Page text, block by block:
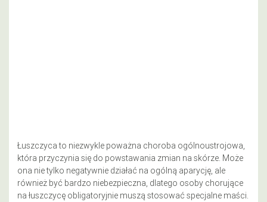
Łuszczyca to niezwykle poważna choroba ogólnoustrojowa,
która przyczynia się do powstawania zmian na skórze. Może
ona nie tylko negatywnie działać na ogólną aparycję, ale
również być bardzo niebezpieczna, dlatego osoby chorujące
na łuszczycę obligatoryjnie muszą stosować specjalne maści.